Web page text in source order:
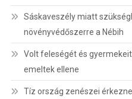
Sáskaveszély miatt
növényvédőszerre a Nébih
Volt feleségét és
emeltek ellene
Tíz ország zenészei